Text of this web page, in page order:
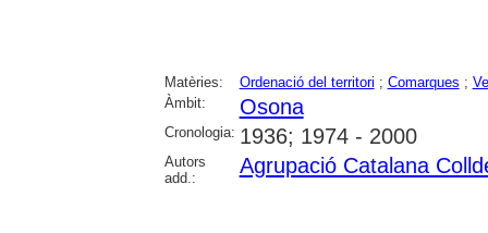
Matèries: Ordenació del territori ; Comarques ;
Àmbit:
Osona
Cronologia: 1936; 1974 - 2000
Autors
add.:
Agrupació Catalana